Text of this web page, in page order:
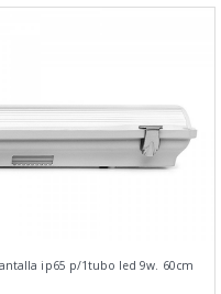
ip65 p/1tubo led 9w. 60cm